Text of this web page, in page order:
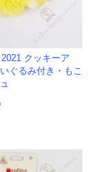
クッキーア
ぐるみ付き・もこ